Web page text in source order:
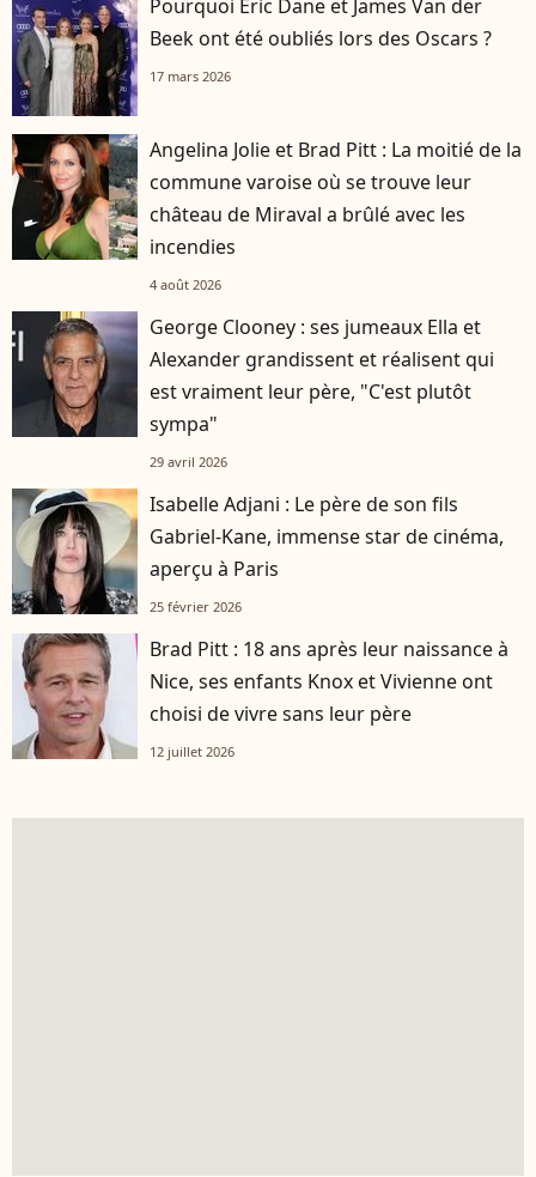
Pourquoi Eric Dane et James Van der
Beek ont été oubliés lors des Oscars ?
17 mars 2026
Angelina Jolie et Brad Pitt : La moitié de la
commune varoise où se trouve leur
château de Miraval a brûlé avec les
incendies
4 août 2026
George Clooney : ses jumeaux Ella et
Alexander grandissent et réalisent qui
est vraiment leur père, "C'est plutôt
sympa"
29 avril 2026
Isabelle Adjani : Le père de son fils
Gabriel-Kane, immense star de cinéma,
aperçu à Paris
25 février 2026
Brad Pitt : 18 ans après leur naissance à
Nice, ses enfants Knox et Vivienne ont
choisi de vivre sans leur père
12 juillet 2026